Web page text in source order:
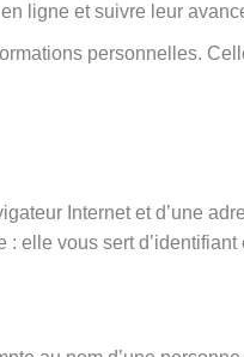
ligne et suivre leur
personnelles.
Internet et d’une
elle vous sert